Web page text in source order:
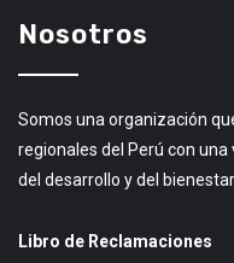
Nosotros
Somos una organización
regionales del Perú con
del desarrollo y del bienestar
Libro de Reclamaciones